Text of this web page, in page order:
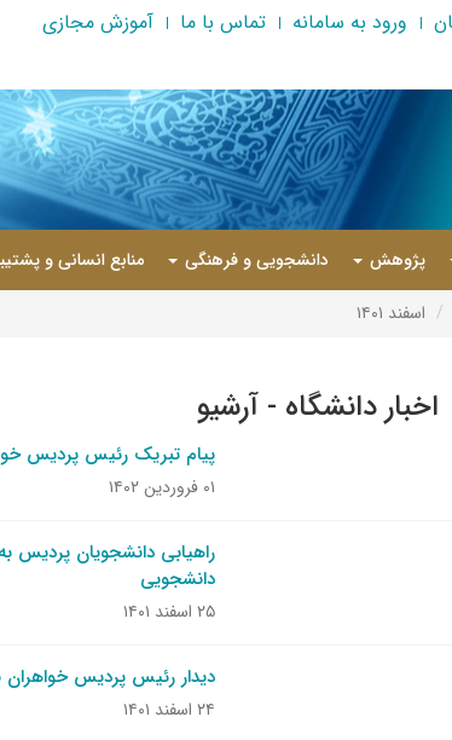
ورود به سامانه تماس با ما
آموزش مجازی
پژوهش دانشجویی و فرهنگی منابع انسانی و
اسفند ۱۴۰۱
اخبار دانشگاه - آرشیو
پیام تبریک رئیس پردیس
۰۱ فروردین ۱۴۰۲
راهیابی دانشجویان
دانشجویی
۲۵ اسفند ۱۴۰۱
دیدار رئیس پردیس خواهران
۲۴ اسفند ۱۴۰۱